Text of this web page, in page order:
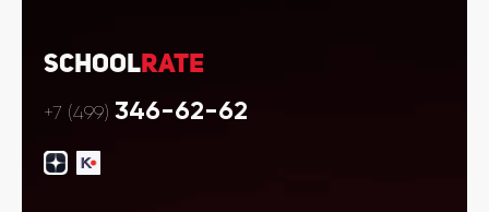
SchoolRate
+7 (499) 346-62-62